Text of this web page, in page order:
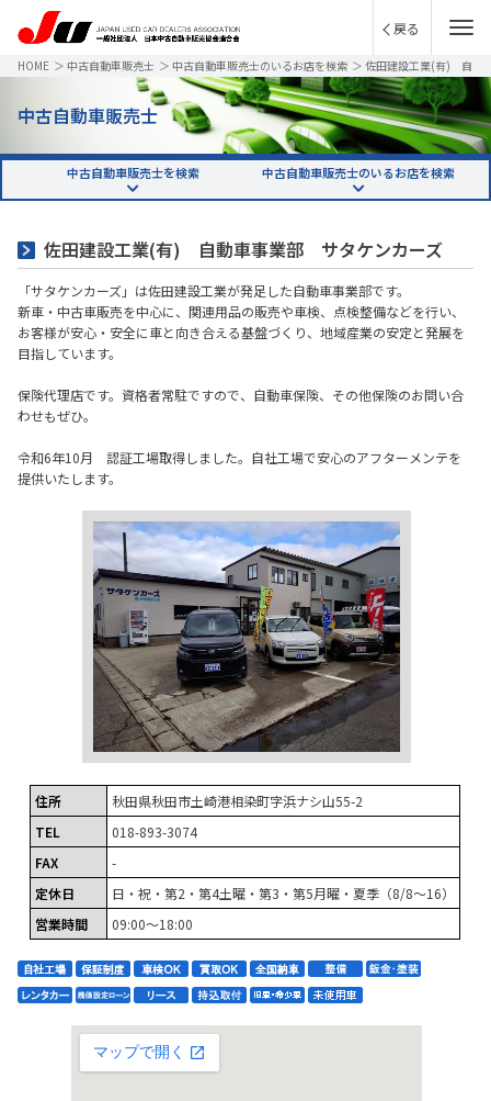
戻る
HOME ＞ 中古自動車販売士 ＞ 中古自動車販売士のいるお店を検索 ＞ 佐田建設工業(有) 自
動車事業部 サタケンカーズ
中古自動車販売士
中古自動車販売士を検索 中古自動車販売士のいるお店を検索
佐田建設工業(有) 自動車事業部 サタケンカーズ
「サタケンカーズ」は佐田建設工業が発足した自動車事業部です。
新車・中古車販売を中心に、関連用品の販売や車検、点検整備などを行い、
お客様が安心・安全に車と向き合える基盤づくり、地域産業の安定と発展を
目指しています。
保険代理店です。資格者常駐ですので、自動車保険、その他保険のお問い合
わせもぜひ。
令和6年10月 認証工場取得しました。自社工場で安心のアフターメンテを
提供いたします。
住所
秋田県秋田市土崎港相染町字浜ナシ山55-2
TEL
018-893-3074
FAX
-
定休日
日・祝・第2・第4土曜・第3・第5月曜・夏季（8/8～16）
営業時間
09:00～18:00